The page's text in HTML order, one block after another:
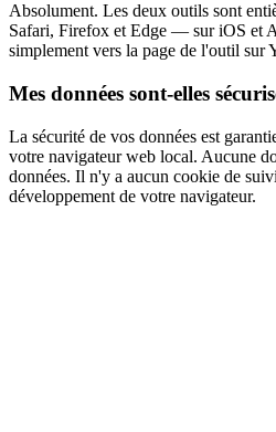
Absolument. Les deux outils sont
Safari, Firefox et Edge — sur iOS et
simplement vers la page de l'outil sur
Mes données sont-elles
La sécurité de vos données est
votre navigateur web local. Aucune
données. Il n'y a aucun cookie de
développement de votre navigateur.